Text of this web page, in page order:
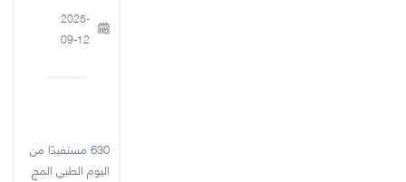
2025-
09-12
630 مستفيدًا من
اليوم الطبي المج